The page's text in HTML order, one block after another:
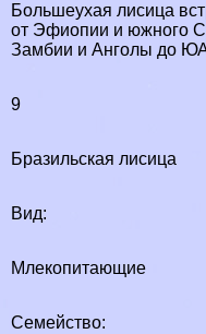
Большеухая лисица
от Эфиопии и южного
Замбии и Анголы до
9
Бразильская лисица
Вид:
Млекопитающие
Семейство: